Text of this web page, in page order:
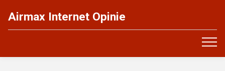
Airmax Internet Opinie